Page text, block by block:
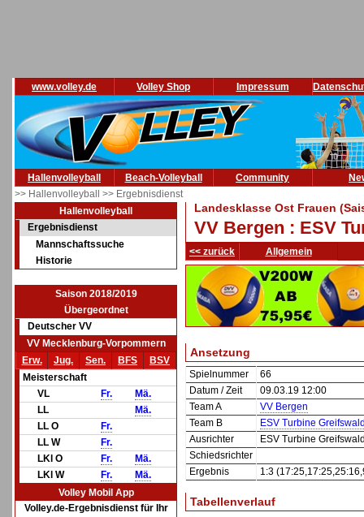
www.volley.de Volley Shop Impressum
Hallenvolleyball Beach-Volleyball Community
>> Hallenvolleyball >> Ergebnisdienst
Hallenvolleyball
Ergebnisdienst
Mannschaftssuche
Historie
Saison 2018/2019
Übergeordnet
Deutscher VV
VV Mecklenburg-Vorpommern
Erw.
Jug. Sen. BFS
BSV
Meisterschaft
VL
Fr.
Mä.
LL
Mä.
LL O
Fr.
LL W
Fr.
LKl O
Fr.
Mä.
LKl W
Fr.
Mä.
Volley Mobil App
Volley.de-Ergebnisdienst für Ihr
Landesklasse Ost Frauen
VV Bergen : ESV
<< zurück Allgemein
Ansetzung
Spielnummer
66
Datum / Zeit
09.03.19 12:00
Team A
VV Bergen
Team B
ESV Turbine
Ausrichter
ESV Turbine
Schiedsrichter
Ergebnis
1:3
Tabellenverlauf